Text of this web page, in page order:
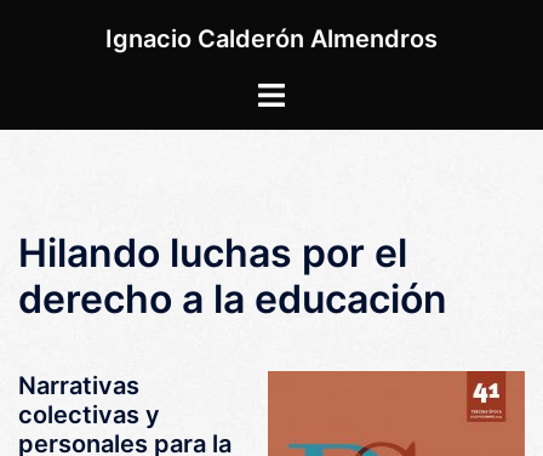
Ignacio Calderón Almendros
Alternar
Hilando luchas por el
derecho a la educación
Narrativas
colectivas y
personales para la